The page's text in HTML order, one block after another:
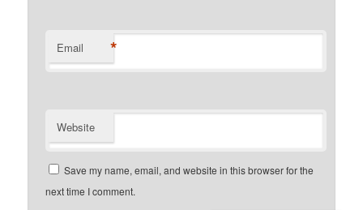
Email *
Website
Save my name, email, and website in this browser for the
next time I comment.